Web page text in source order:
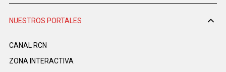
NUESTROS PORTALES
CANAL RCN
ZONA INTERACTIVA